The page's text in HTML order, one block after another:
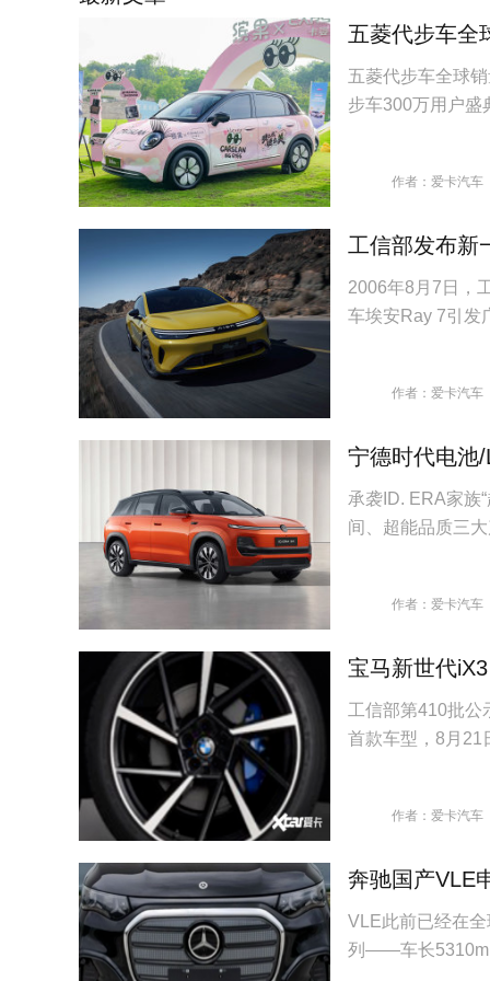
五菱代步车全
五菱代步车全球
步车300万用户盛
作者：爱卡汽车
工信部发布新
2006年8月7日，
车埃安Ray 7引发
作者：爱卡汽车
宁德时代电池
承袭ID. ERA家族
间、超能品质三
作者：爱卡汽车
宝马新世代
工信部第410批公
首款车型，8月21
作者：爱卡汽车
奔驰国产VLE
VLE此前已经在
列——车长